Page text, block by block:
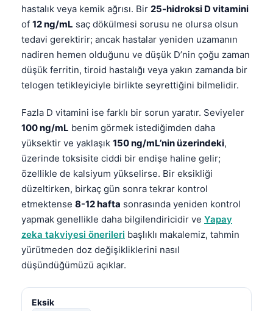
hastalık veya kemik ağrısı. Bir 25-hidroksi D vitamini
of 12 ng/mL saç dökülmesi sorusu ne olursa olsun
tedavi gerektirir; ancak hastalar yeniden uzamanın
nadiren hemen olduğunu ve düşük D’nin çoğu zaman
düşük ferritin, tiroid hastalığı veya yakın zamanda bir
telogen tetikleyiciyle birlikte seyrettiğini bilmelidir.
Fazla D vitamini ise farklı bir sorun yaratır. Seviyeler
100 ng/mL benim görmek istediğimden daha
yüksektir ve yaklaşık 150 ng/mL’nin üzerindeki,
üzerinde toksisite ciddi bir endişe haline gelir;
özellikle de kalsiyum yükselirse. Bir eksikliği
düzeltirken, birkaç gün sonra tekrar kontrol
etmektense 8-12 hafta sonrasında yeniden kontrol
yapmak genellikle daha bilgilendiricidir ve Yapay
zeka takviyesi önerileri başlıklı makalemiz, tahmin
yürütmeden doz değişikliklerini nasıl
düşündüğümüzü açıklar.
Eksikພາສາລາວ
ئۇيغۇرچە
Кыргызча
Татар теле
Беларуская мова
Esperanto
Frysk
Ślōnskŏ gŏdka